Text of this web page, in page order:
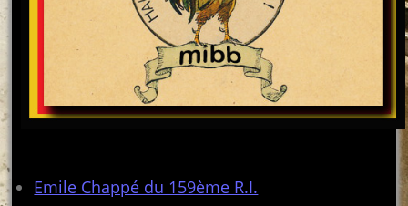
Emile Chappé du 159ème R.I.